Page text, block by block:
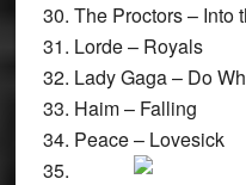
30. The Proctors – Into
31. Lorde – Royals
32. Lady Gaga – Do
33. Haim – Falling
34. Peace – Lovesick
35.